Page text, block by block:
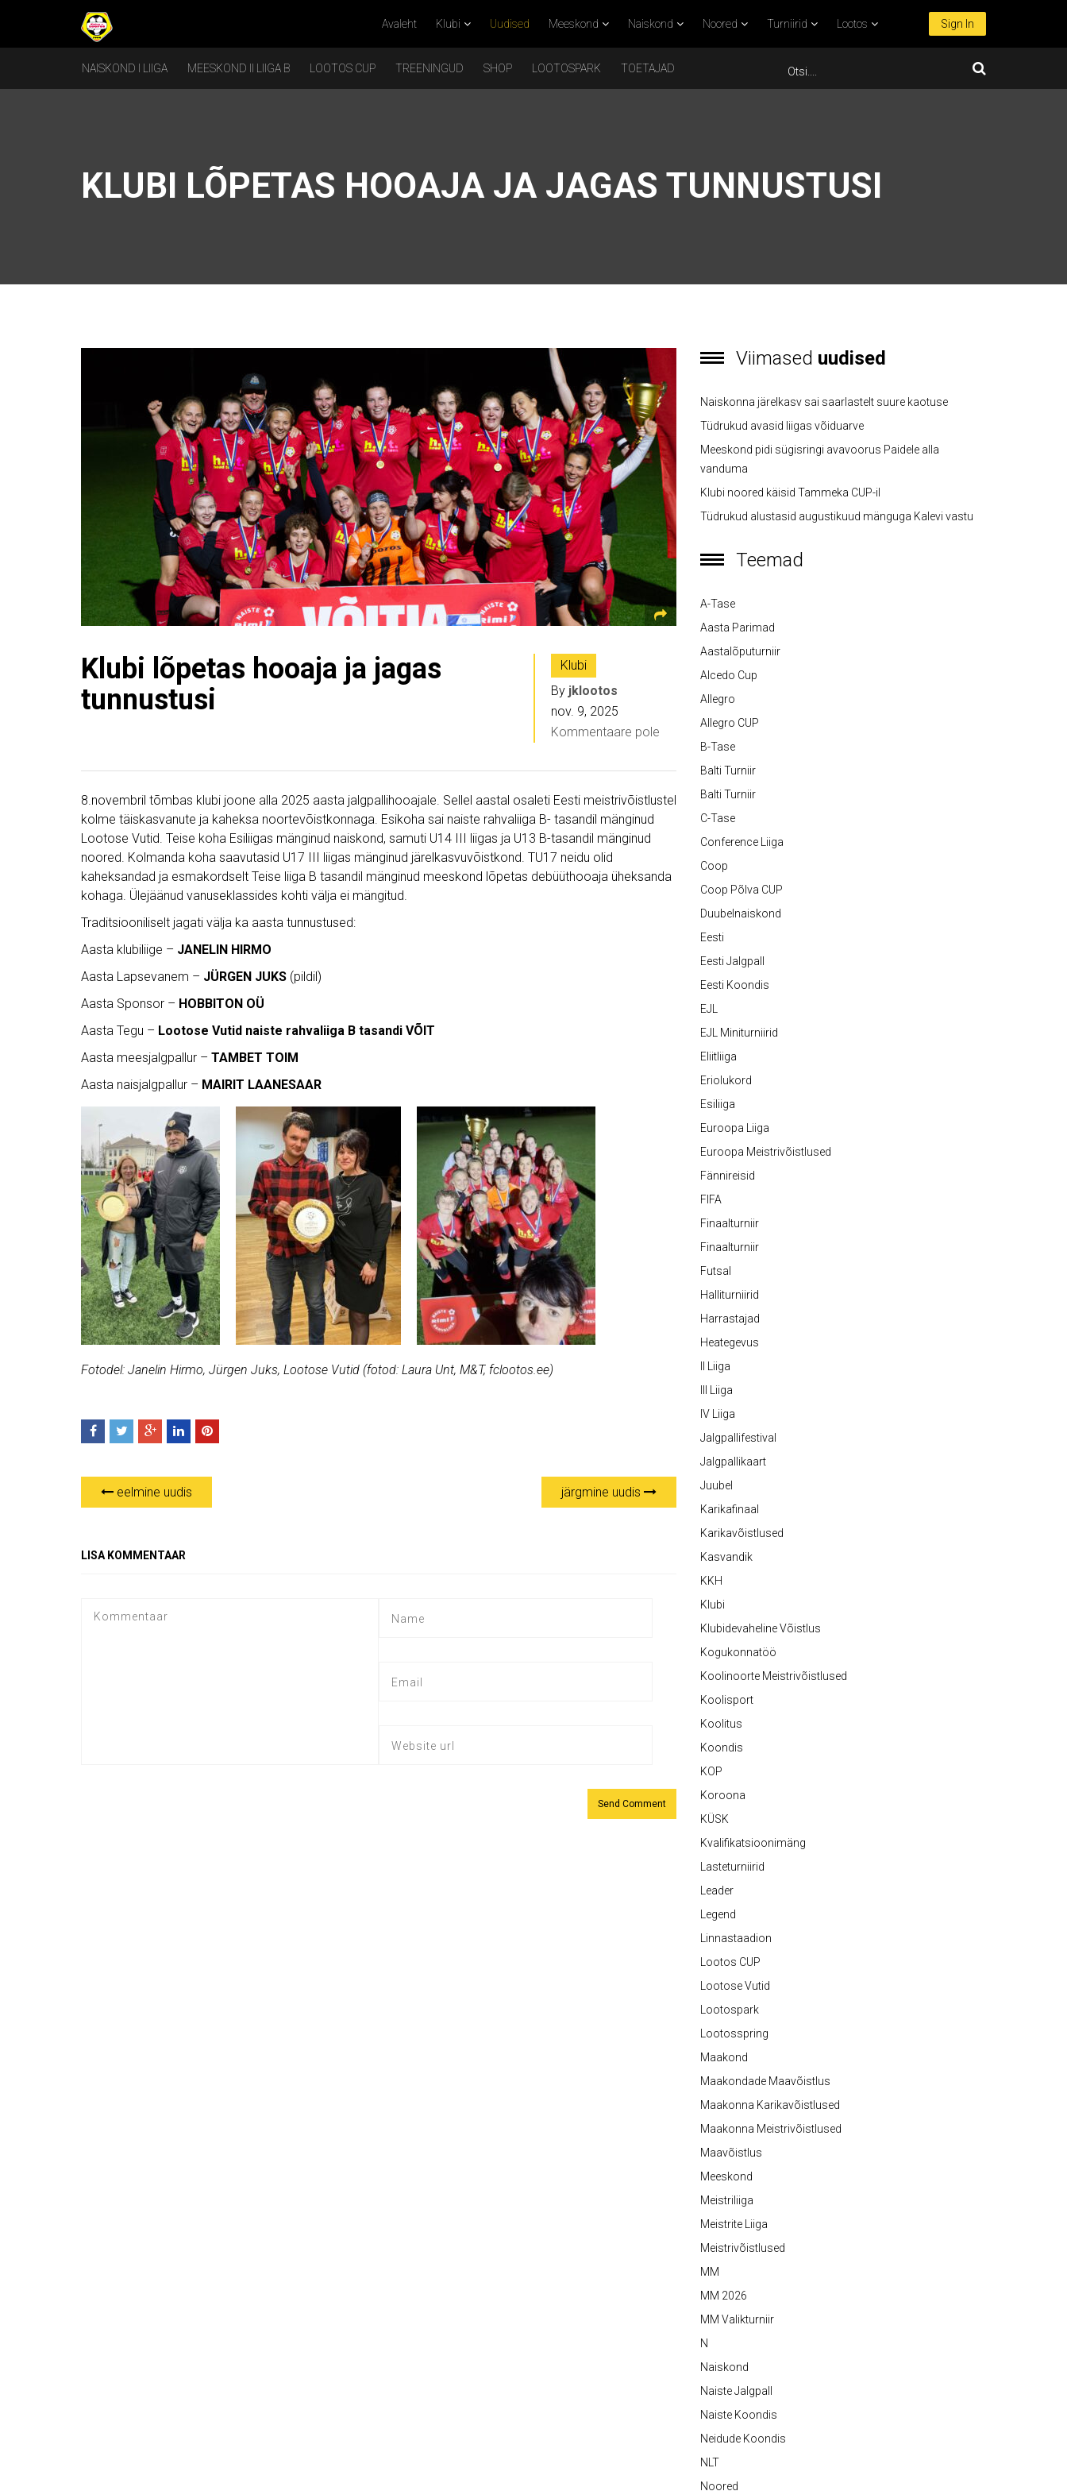
Avaleht Klubi Uudised Meeskond Naiskond Noored Turniirid Lootos Sign In
NAISKOND I LIIGA MEESKOND II LIIGA B LOOTOS CUP TREENINGUD SHOP LOOTOSPARK TOETAJAD
KLUBI LÕPETAS HOOAJA JA JAGAS TUNNUSTUSI
Klubi lõpetas hooaja ja jagas
tunnustusi
Klubi
By jklootos
nov. 9, 2025
Kommentaare pole
8.novembril tõmbas klubi joone alla 2025 aasta jalgpallihooajale. Sellel aastal osaleti Eesti meistrivõistlustel
kolme täiskasvanute ja kaheksa noortevõistkonnaga. Esikoha sai naiste rahvaliiga B- tasandil mänginud
Lootose Vutid. Teise koha Esiliigas mänginud naiskond, samuti U14 III liigas ja U13 B-tasandil mänginud
noored. Kolmanda koha saavutasid U17 III liigas mänginud järelkasvuvõistkond. TU17 neidu olid
kaheksandad ja esmakordselt Teise liiga B tasandil mänginud meeskond lõpetas debüüthooaja üheksanda
kohaga. Ülejäänud vanuseklassides kohti välja ei mängitud.
Traditsiooniliselt jagati välja ka aasta tunnustused:
Aasta klubiliige – JANELIN HIRMO
Aasta Lapsevanem – JÜRGEN JUKS (pildil)
Aasta Sponsor – HOBBITON OÜ
Aasta Tegu – Lootose Vutid naiste rahvaliiga B tasandi VÕIT
Aasta meesjalgpallur – TAMBET TOIM
Aasta naisjalgpallur – MAIRIT LAANESAAR
Fotodel: Janelin Hirmo, Jürgen Juks, Lootose Vutid (fotod: Laura Unt, M&T, fclootos.ee)
eelmine uudis järgmine uudis
LISA KOMMENTAAR
Viimased uudised
Naiskonna järelkasv sai saarlastelt suure kaotuse
Tüdrukud avasid liigas võiduarve
Meeskond pidi sügisringi avavoorus Paidele alla
vanduma
Klubi noored käisid Tammeka CUP-il
Tüdrukud alustasid augustikuud mänguga Kalevi vastu
Teemad
A-Tase
Aasta Parimad
Aastalõputurniir
Alcedo Cup
Allegro
Allegro CUP
B-Tase
Balti Turniir
Balti Turniir
C-Tase
Conference Liiga
Coop
Coop Põlva CUP
Duubelnaiskond
Eesti
Eesti Jalgpall
Eesti Koondis
EJL
EJL Miniturniirid
Eliitliiga
Eriolukord
Esiliiga
Euroopa Liiga
Euroopa Meistrivõistlused
Fännireisid
FIFA
Finaalturniir
Finaalturniir
Futsal
Halliturniirid
Harrastajad
Heategevus
II Liiga
III Liiga
IV Liiga
Jalgpallifestival
Jalgpallikaart
Juubel
Karikafinaal
Karikavõistlused
Kasvandik
KKH
Klubi
Klubidevaheline Võistlus
Kogukonnatöö
Koolinoorte Meistrivõistlused
Koolisport
Koolitus
Koondis
KOP
Koroona
KÜSK
Kvalifikatsioonimäng
Lasteturniirid
Leader
Legend
Linnastaadion
Lootos CUP
Lootose Vutid
Lootospark
Lootosspring
Maakond
Maakondade Maavõistlus
Maakonna Karikavõistlused
Maakonna Meistrivõistlused
Maavõistlus
Meeskond
Meistriliiga
Meistrite Liiga
Meistrivõistlused
MM
MM 2026
MM Valikturniir
N
Naiskond
Naiste Jalgpall
Naiste Koondis
Neidude Koondis
NLT
Noored